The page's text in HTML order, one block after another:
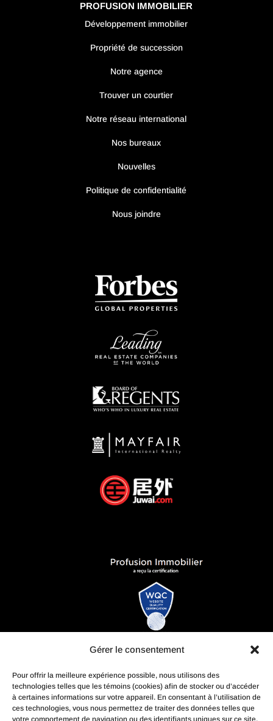
Gérer le consentement
Pour offrir la meilleure expérience possible, nous utilisons des
technologies telles que les témoins (cookies) afin de stocker ou d’accéder
à certaines informations sur votre appareil. En consentant à l’utilisation de
ces technologies, vous nous permettez de traiter des données telles que
votre comportement de navigation ou des identifiants uniques sur ce site.
PROFUSION IMMOBILIER
Développement immobilier
Propriété de succession
Notre agence
Trouver un courtier
Notre réseau international
Nos bureaux
Nouvelles
Politique de confidentialité
Nous joindre